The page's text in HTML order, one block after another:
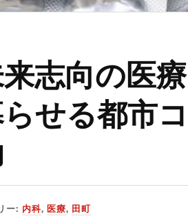
志向の医療
せる都市コ
ー: 内科, 医療, 田町